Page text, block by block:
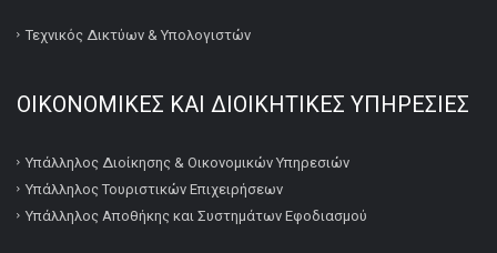
Τεχνικός Δικτύων & Υπολογιστών
ΟΙΚΟΝΟΜΙΚΕΣ ΚΑΙ ΔΙΟΙΚΗΤΙΚΕΣ ΥΠΗΡΕΣΙΕΣ
Υπάλληλος Διοίκησης & Οικονομικών Υπηρεσιών
Υπάλληλος Τουριστικών Επιχειρήσεων
Υπάλληλος Αποθήκης και Συστημάτων Εφοδιασμού